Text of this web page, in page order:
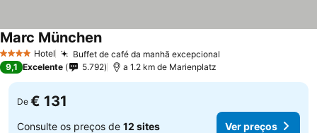
4 EstrelasHotel Buffet de café da manhã excepcional
Marc München
9,1 Excelente 5.792 a 1.2 km de Marienplatz
De € 131
Consulte os preços de 12 sites Ver preços